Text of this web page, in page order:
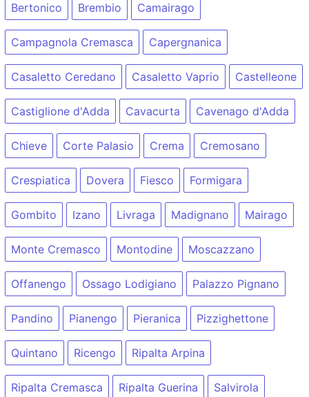
Bertonico Brembio Camairago
Campagnola Cremasca Capergnanica
Casaletto Ceredano Casaletto Vaprio Castelleone
Castiglione d'Adda Cavacurta Cavenago d'Adda
Chieve Corte Palasio Crema Cremosano
Crespiatica Dovera Fiesco Formigara
Gombito Izano Livraga Madignano Mairago
Monte Cremasco Montodine Moscazzano
Offanengo Ossago Lodigiano Palazzo Pignano
Pandino Pianengo Pieranica Pizzighettone
Quintano Ricengo Ripalta Arpina
Ripalta Cremasca Ripalta Guerina Salvirola